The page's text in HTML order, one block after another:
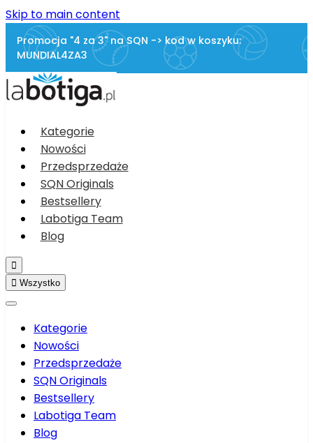
Skip to main content
Promocja "4 za 3" na SQN -> kod w koszyku:
MUNDIAL4ZA3
Kategorie
Nowości
Przedsprzedaże
SQN Originals
Bestsellery
Labotiga Team
Blog

 Wszystko
Kategorie
Nowości
Przedsprzedaże
SQN Originals
Bestsellery
Labotiga Team
Blog